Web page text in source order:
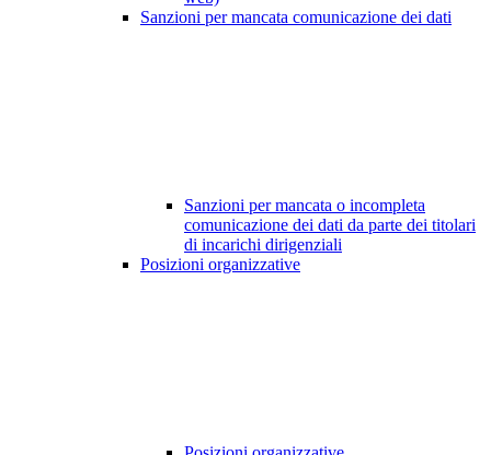
Sanzioni per mancata comunicazione dei dati
Sanzioni per mancata o incompleta
comunicazione dei dati da parte dei titolari
di incarichi dirigenziali
Posizioni organizzative